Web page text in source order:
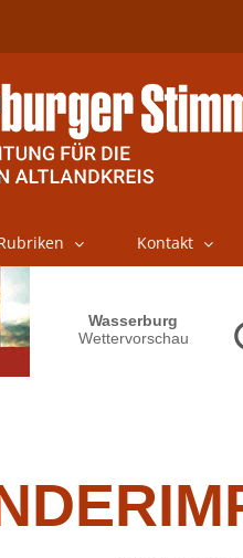
Kontakt